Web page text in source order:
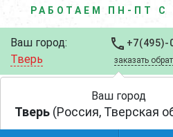
РАБОТАЕМ ПН-ПТ С
Ваш город:
Тверь
+7(495)-
заказать
Ваш город
Тверь (Россия, Тверская